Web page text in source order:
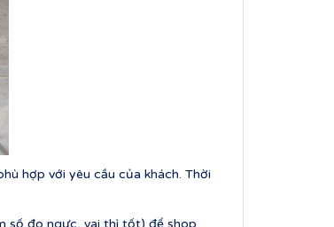
hợp với yêu cầu của khách. Thời
số đo ngực, vai thì tốt) để shop